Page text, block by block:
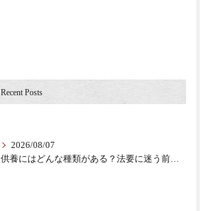
Recent Posts
2026/08/07
供養にはどんな種類がある？法要に迷う前に知る意味